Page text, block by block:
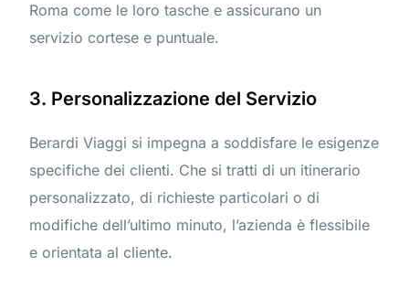
Roma come le loro tasche e assicurano un
servizio cortese e puntuale.
3. Personalizzazione del Servizio
Berardi Viaggi si impegna a soddisfare le esigenze
specifiche dei clienti. Che si tratti di un itinerario
personalizzato, di richieste particolari o di
modifiche dell’ultimo minuto, l’azienda è flessibile
e orientata al cliente.